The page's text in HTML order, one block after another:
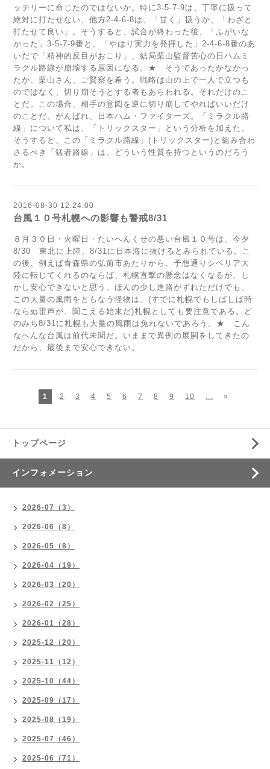
ッテリーに命じたのではないか。特に3-5-7-9は、丁寧に扱って
絶対に打たせない、他方2-4-6-8は、「甘く」扱うか、「わざと
打たせて良い」。そうすると、試合が終わった後、「ふがいな
かった」3-5-7-9番と、「やはり実力を発揮した」2-4-6-8番のあ
いだで「精神的反目がおこり」、結局栗山監督苦心の日ハムミ
ラクル路線が崩壊する原因になる。★ そうであったかなかっ
たか、栗山さん、ご賢察を希う。戦略は山の上で一人で立つも
のではなく、切り崩そうとする者もあらわれる。それだけのこ
とだ。この場合、相手の意図を逆に切り崩してやればいいだけ
のことだ。がんばれ、日本ハム・ファイターズ。「ミラクル路
線」について私は、「トリックスター」という分析を加えた。
そうすると、この「ミラクル路線」(トリックスター)と組み合わ
さるべき「猛者路線」は、どういう性質を持つというのだろう
か。
2016-08-30 12:24:00
台風１０号札幌への影響も警戒8/31
８月３０日・火曜日・たいへんくせの悪い台風１０号は、今夕
8/30 東北に上陸、8/31に日本海に抜けるとみられている。こ
の後、例えば青森県の弘前市あたりから、予想通りシベリア大
陸に転じてくれるのならば、札幌直撃の懸念はなくなるが、し
かし安心できないと思う。ほんの少し進路がずれただけでも、
この大量の風雨をともなう怪物は、(すでに札幌でもしばしば時
ならぬ雷声が、聞こえる始末だ)札幌としても要注意である。ど
のみち8/31に札幌も大量の風雨は免れないであろう。★ こん
なへんな台風は前代未聞だ。いままで異例の展開をしてきたの
だから、最後まで安心できない。
1 2 3 4 5 6 7 8 9 10 ... »
トップページ
インフォメーション
2026-07（3）
2026-06（8）
2026-05（8）
2026-04（19）
2026-03（20）
2026-02（25）
2026-01（28）
2025-12（20）
2025-11（12）
2025-10（44）
2025-09（17）
2025-08（19）
2025-07（46）
2025-06（71）